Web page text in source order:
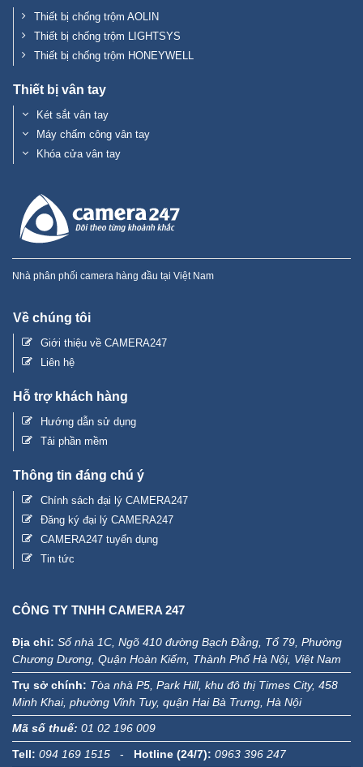
Thiết bị chống trộm AOLIN
Thiết bị chống trộm LIGHTSYS
Thiết bị chống trộm HONEYWELL
Thiết bị vân tay
Két sắt vân tay
Máy chấm công vân tay
Khóa cửa vân tay
Nhà phân phối camera hàng đầu tại Việt Nam
Về chúng tôi
Giới thiệu về CAMERA247
Liên hệ
Hỗ trợ khách hàng
Hướng dẫn sử dụng
Tải phần mềm
Thông tin đáng chú ý
Chính sách đại lý CAMERA247
Đăng ký đại lý CAMERA247
CAMERA247 tuyển dụng
Tin tức
CÔNG TY TNHH CAMERA 247
Địa chỉ: Số nhà 1C, Ngõ 410 đường Bạch Đằng, Tổ 79, Phường
Chương Dương, Quận Hoàn Kiếm, Thành Phố Hà Nội, Việt Nam
Trụ sở chính: Tòa nhà P5, Park Hill, khu đô thị Times City, 458
Minh Khai, phường Vĩnh Tuy, quận Hai Bà Trưng, Hà Nội
Mã số thuế: 01 02 196 009
Tell: 094 169 1515 - Hotline (24/7): 0963 396 247